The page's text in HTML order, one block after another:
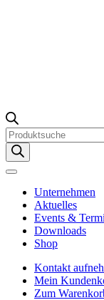
Products
search
Unternehmen
Aktuelles
Events &
Downloads
Shop
Kontakt
Mein
Zum